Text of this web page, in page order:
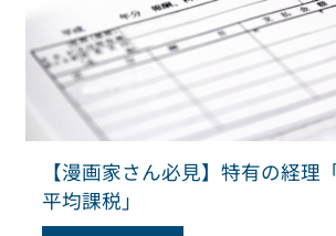
【漫画家さん必見】特有の経理
平均課税」